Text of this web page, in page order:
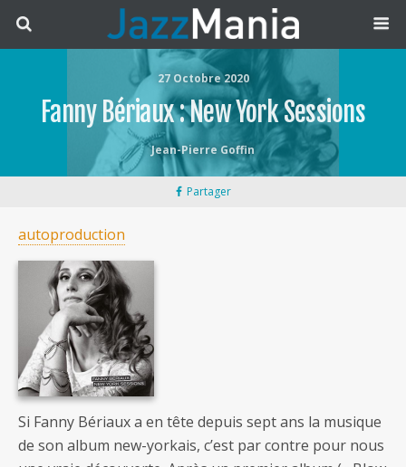
27 Octobre 2020
Fanny Bériaux : New York Sessions
Jean-Pierre Goffin
Partager
autoproduction
Si Fanny Bériaux a en tête depuis sept ans la musique
de son album new-yorkais, c’est par contre pour nous